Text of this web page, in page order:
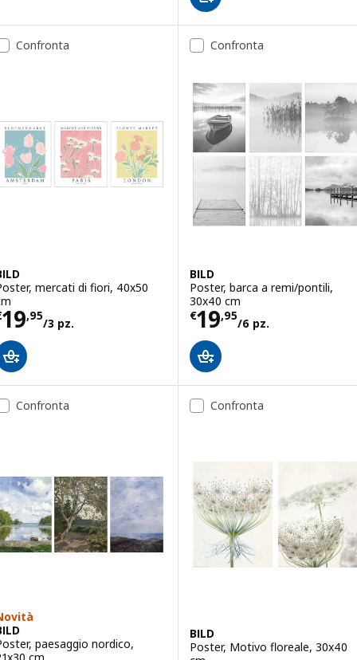
Confronta
mercati di fiori, 40x50
19,95
/3 pz.€ 19,95/3 pz.
Confronta
BILD
Poster, barca a remi/pontili,
30x40 cm
€19,95
/6 pz.
Prezzo €
Confronta
paesaggio nordico,
Confronta
BILD
Poster, Motivo floreale, 30x40